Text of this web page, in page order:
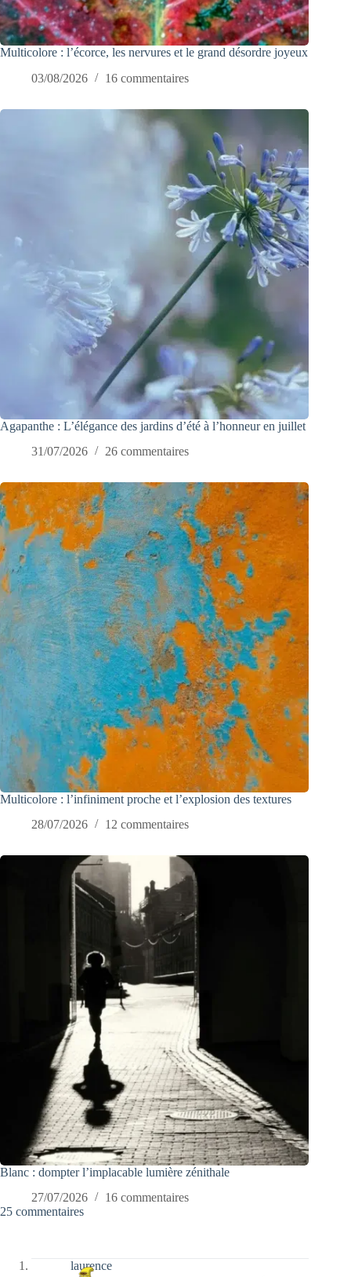
Multicolore : l’écorce, les nervures et le grand désordre joyeux
03/08/2026
16 commentaires
Agapanthe : L’élégance des jardins d’été à l’honneur en juillet
31/07/2026
26 commentaires
Multicolore : l’infiniment proche et l’explosion des textures
28/07/2026
12 commentaires
Blanc : dompter l’implacable lumière zénithale
27/07/2026
16 commentaires
25 commentaires
laurence